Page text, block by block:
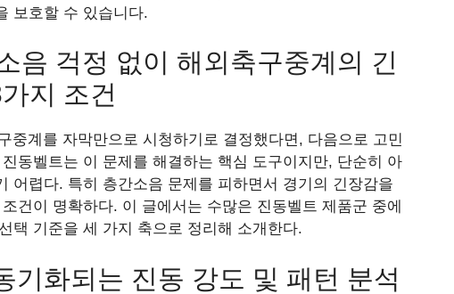
보호할 수 있습니다.
음 걱정 없이 해외축구중계의 긴
지 조건
중계를 자막만으로 시청하기로 결정했다면, 다음으로 고민
동벨트는 이 문제를 해결하는 핵심 도구이지만, 단순히 아
어렵다. 특히 층간소음 문제를 피하면서 경기의 긴장감을
건이 명확하다. 이 글에서는 수많은 진동벨트 제품군 중에
택 기준을 세 가지 축으로 정리해 소개한다.
기화되는 진동 강도 및 패턴 분석